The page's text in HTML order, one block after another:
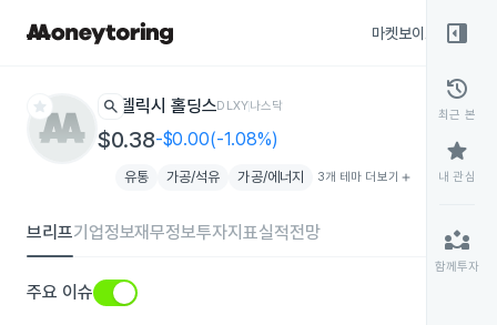
마켓보이스
star search 델릭시 홀딩스DLXY나스닥
$0.38-$0.00(-1.08%)
유통 가공/석유 가공/에너지 3개 테마 더보기 add
브리프기업정보재무정보투자지표실적전망
주요 이슈
right_panel_open
history
최근 본
star
내 관심
partner_exchange
함께투자